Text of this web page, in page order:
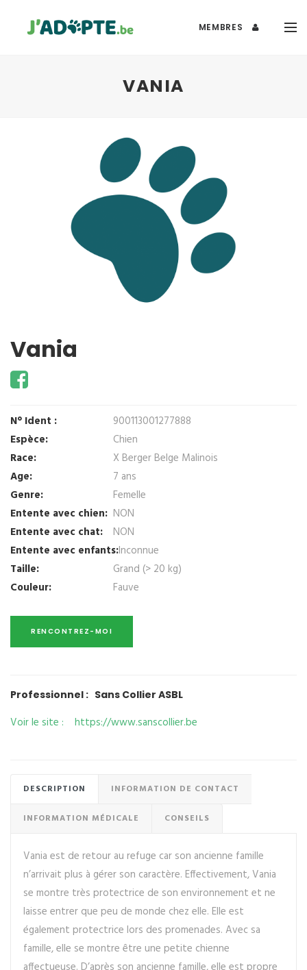
MEMBRES
VANIA
Vania
N° Ident :
900113001277888
Espèce:
Chien
Race:
X Berger Belge Malinois
Age:
7 ans
Genre:
Femelle
Entente avec chien: NON
Entente avec chat:
NON
Entente avec enfants:Inconnue
Taille:
Grand (> 20 kg)
Couleur:
Fauve
Professionnel : Sans Collier ASBL
Voir le site : https://www.sanscollier.be
DESCRIPTION INFORMATION DE CONTACT
INFORMATION MÉDICALE CONSEILS
Vania est de retour au refuge car son ancienne famille
n’arrivait plus à gérer son caractère. Effectivement, Vania
se montre très protectrice de son environnement et ne
laisse entrer que peu de monde chez elle. Elle est
également protectrice lors des promenades. Avec sa
famille, elle se montre être une petite chienne